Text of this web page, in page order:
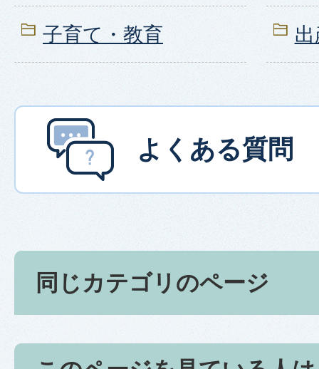
子育て・教育
よくある質問
同じカテゴリのページ